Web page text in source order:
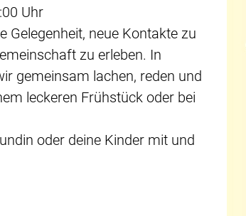
Uhr
Gelegenheit, neue Kontakte zu
zu erleben. In
gemeinsam lachen, reden und
leckeren Frühstück oder bei
oder deine Kinder mit und